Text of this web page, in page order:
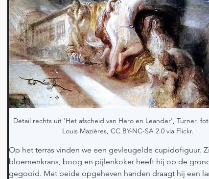
Detail rechts uit 'Het afscheid van Hero en Leander', Turner,
Louis Mazières, CC BY-NC-SA 2.0 via Flickr.
Op het terras vinden we een gevleugelde cupidofiguur.
bloemenkrans, boog en pijlenkoker heeft hij op de
gegooid. Met beide opgeheven handen draagt hij een